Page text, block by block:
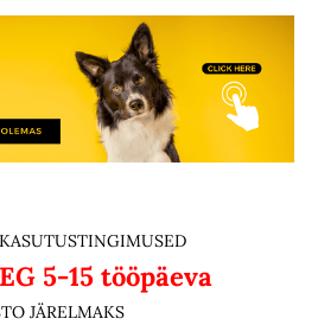
5-15 tööpäeva
JÄRELMAKS